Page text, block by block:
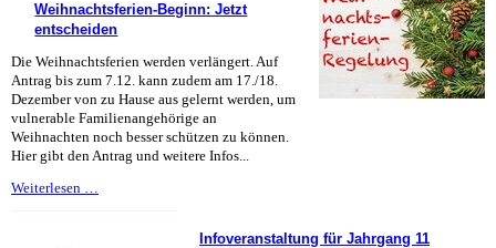
zu
unseren
Weihnachtsferien-Beginn: Jetzt
entscheiden
Die Weihnachtsferien werden verlängert. Auf
Antrag bis zum 7.12. kann zudem am 17./18.
Dezember von zu Hause aus gelernt werden, um
vulnerable Familienangehörige an
Weihnachten noch besser schützen zu können.
Hier gibt den Antrag und weitere Infos...
Weiterlesen …
Infoveranstaltung für Jahrgang 11